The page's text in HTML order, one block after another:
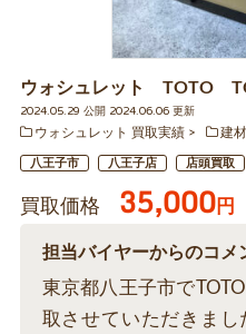
ウォシュレット TOTO
2024.05.29 公開 2024.06.06 更新
ウォシュレット 買取実績
建
八王子市 八王子店 店頭買取
買取価格 35,000円
担当バイヤーからのコメ
東京都八王子市で
取させていただきま